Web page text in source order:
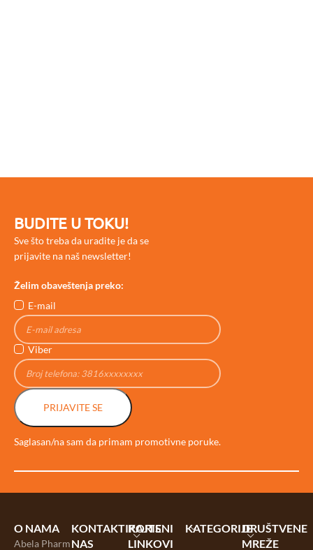
BUDITE U TOKU!
Sve što treba da uradite je da se
prijavite na naš newsletter!
Želim obaveštenja preko:
E-mail
Viber
PRIJAVITE SE
Saglasan/na sam da primam promotivne poruke.
O NAMA
Abela Pharm
KONTAKTIRAJTE
NAS
KORISNI
LINKOVI
KATEGORIJEDRUŠTVENE
MREŽE